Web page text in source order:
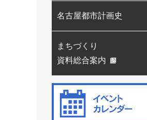
名古屋都市計画史
まちづくり
資料総合案内